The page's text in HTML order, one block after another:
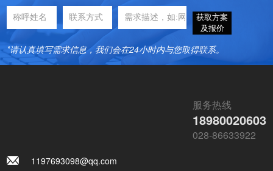
获取方案
及报价
*请认真填写需求信息，我们会在24小时内与您取得联系。
服务热线
18980020603
028-86633922
1197693098@qq.com